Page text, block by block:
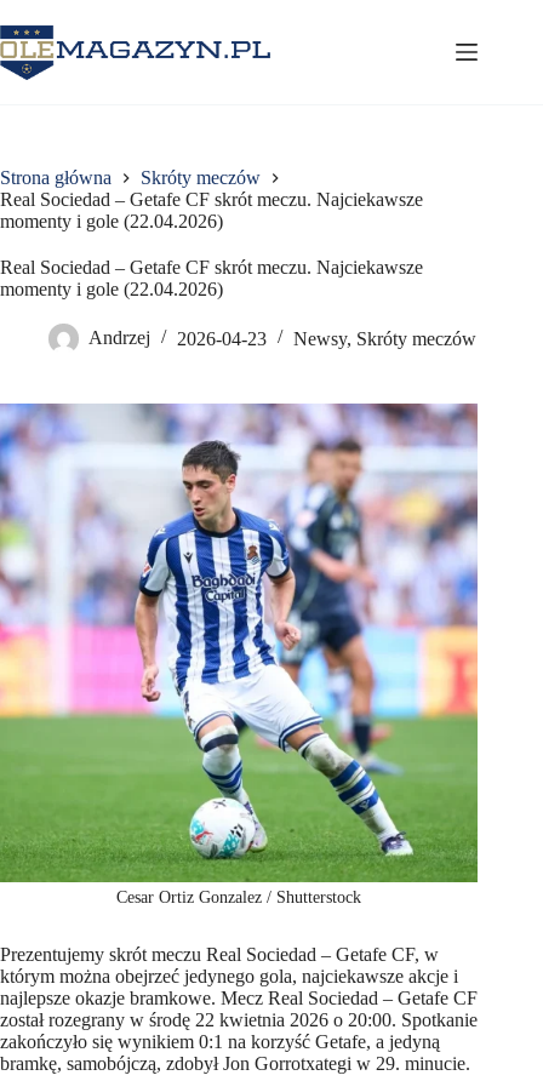
do
treści
Strona główna
Skróty meczów
Real Sociedad – Getafe CF skrót meczu. Najciekawsze
momenty i gole (22.04.2026)
Real Sociedad – Getafe CF skrót meczu. Najciekawsze
momenty i gole (22.04.2026)
Andrzej 2026-04-23 Newsy, Skróty meczów
Cesar Ortiz Gonzalez / Shutterstock
Prezentujemy skrót meczu Real Sociedad – Getafe CF, w
którym można obejrzeć jedynego gola, najciekawsze akcje i
najlepsze okazje bramkowe. Mecz Real Sociedad – Getafe CF
został rozegrany w środę 22 kwietnia 2026 o 20:00. Spotkanie
zakończyło się wynikiem 0:1 na korzyść Getafe, a jedyną
bramkę, samobójczą, zdobył Jon Gorrotxategi w 29. minucie.